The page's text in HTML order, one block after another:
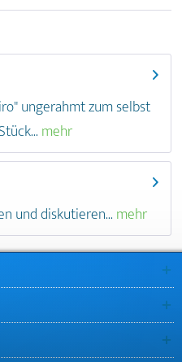
ungerahmt zum selbst
mehr
und diskutieren...mehr